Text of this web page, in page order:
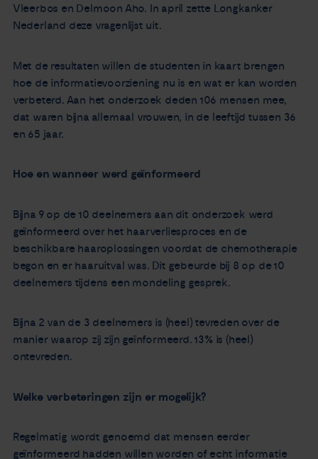
Vleerbos en Delmoon Aho. In april zette Longkanker
Nederland deze vragenlijst uit.
Met de resultaten willen de studenten in kaart brengen
hoe de informatievoorziening nu is en wat er kan worden
verbeterd. Aan het onderzoek deden 106 mensen mee,
dat waren bijna allemaal vrouwen, in de leeftijd tussen 36
en 65 jaar.
Hoe en wanneer werd geïnformeerd
Bijna 9 op de 10 deelnemers aan dit onderzoek werd
geïnformeerd over het haarverliesproces en de
beschikbare haaroplossingen voordat de chemotherapie
begon en er haaruitval was. Dit gebeurde bij 8 op de 10
deelnemers tijdens een mondeling gesprek.
Bijna 2 van de 3 deelnemers is (heel) tevreden over de
manier waarop zij zijn geïnformeerd. 13% is (heel)
ontevreden.
Welke verbeteringen zijn er mogelijk?
Regelmatig wordt genoemd dat mensen eerder
geïnformeerd hadden willen worden of echt informatie